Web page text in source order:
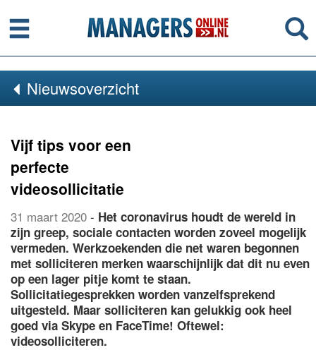
Menu
Nieuwsoverzicht
Vijf tips voor een
perfecte
videosollicitatie
31 maart 2020 - Het coronavirus houdt de wereld in
zijn greep, sociale contacten worden zoveel mogelijk
vermeden. Werkzoekenden die net waren begonnen
met solliciteren merken waarschijnlijk dat dit nu even
op een lager pitje komt te staan.
Sollicitatiegesprekken worden vanzelfsprekend
uitgesteld. Maar solliciteren kan gelukkig ook heel
goed via Skype en FaceTime! Oftewel:
videosolliciteren.